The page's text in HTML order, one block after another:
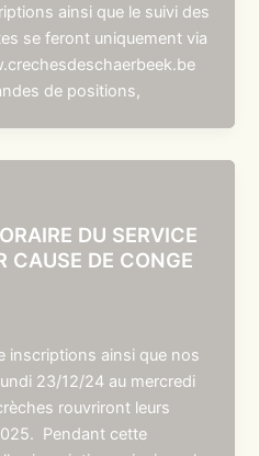
ainsi que le suivi des
se feront uniquement via
de positions,
DU SERVICE
CAUSE DE CONGE
inscriptions ainsi que nos
23/12/24 au mercredi
rouvriront leurs
Pendant cette